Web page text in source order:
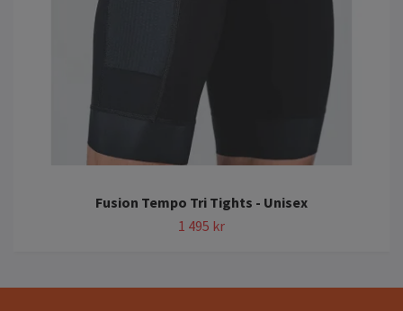
Fusion Tempo Tri Tights - Unisex
1 495 kr